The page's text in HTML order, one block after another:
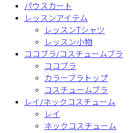
パウスカート
レッスンアイテム
レッスンTシャツ
レッスン小物
ココブラ/コスチュームブラ
ココブラ
カラーブラトップ
コスチュームブラ
レイ/ネックコスチューム
レイ
ネックコスチューム